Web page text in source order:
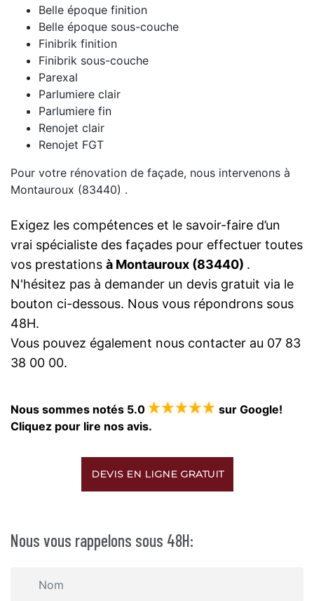
Belle époque finition
Belle époque sous-couche
Finibrik finition
Finibrik sous-couche
Parexal
Parlumiere clair
Parlumiere fin
Renojet clair
Renojet FGT
Pour votre rénovation de façade, nous intervenons à
Montauroux (83440) .
Exigez les compétences et le savoir-faire d’un
vrai spécialiste des façades pour effectuer toutes
vos prestations à Montauroux (83440) .
N'hésitez pas à demander un devis gratuit via le
bouton ci-dessous. Nous vous répondrons sous
48H.
Vous pouvez également nous contacter au 07 83
38 00 00.
Nous sommes notés 5.0
sur Google!
Cliquez pour lire nos avis.
DEVIS EN LIGNE GRATUIT
Nous vous rappelons sous 48H: